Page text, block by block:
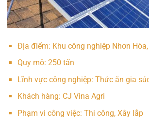
Địa điểm: Khu công nghiệp Nhơn
Quy mô: 250 tấn
Lĩnh vực công nghiệp: Thức ăn gia
Khách hàng: CJ Vina Agri
Phạm vi công việc: Thi công, Xây lắp